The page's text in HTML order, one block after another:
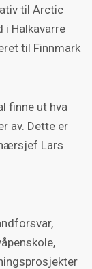
til Arctic
i Halkavarre
til Finnmark
finne ut hva
av. Dette er
Lars